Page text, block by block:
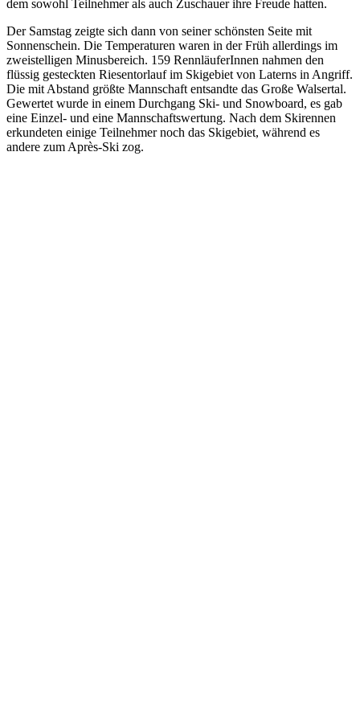
dem sowohl Teilnehmer als auch Zuschauer ihre Freude hatten.
Der Samstag zeigte sich dann von seiner schönsten Seite mit
Sonnenschein. Die Temperaturen waren in der Früh allerdings im
zweistelligen Minusbereich. 159 RennläuferInnen nahmen den
flüssig gesteckten Riesentorlauf im Skigebiet von Laterns in Angriff.
Die mit Abstand größte Mannschaft entsandte das Große Walsertal.
Gewertet wurde in einem Durchgang Ski- und Snowboard, es gab
eine Einzel- und eine Mannschaftswertung. Nach dem Skirennen
erkundeten einige Teilnehmer noch das Skigebiet, während es
andere zum Après-Ski zog.